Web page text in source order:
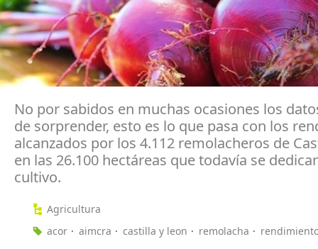
No por sabidos en muchas ocasiones los
de sorprender, esto es lo que pasa con los
alcanzados por los 4.112 remolacheros de
en las 26.100 hectáreas que todavía se
cultivo.
Agricultura
acor
aimcra castilla y leon remolacha